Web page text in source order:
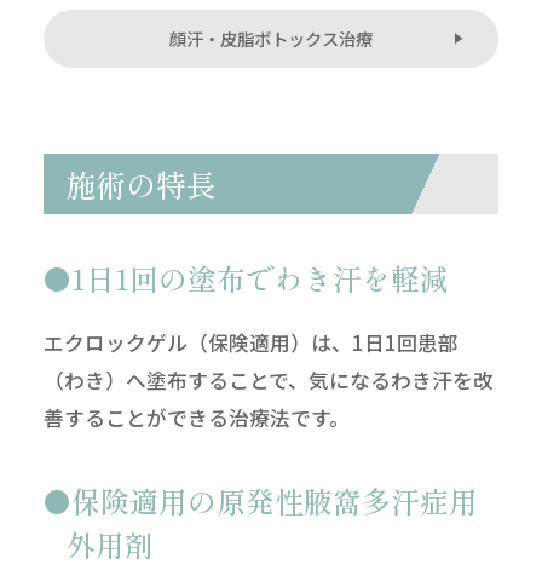
顔汗・皮脂ボトックス治療
施術の特長
1日1回の塗布でわき汗を軽減
エクロックゲル（保険適用）は、1日1回患部
（わき）へ塗布することで、気になるわき汗を改
善することができる治療法です。
保険適用の原発性腋窩多汗症用
外用剤